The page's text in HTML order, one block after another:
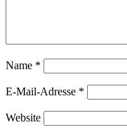
Name *
E-Mail-Adresse *
Website